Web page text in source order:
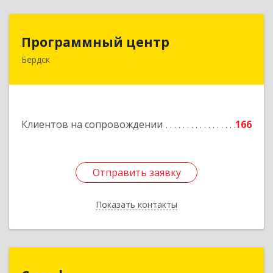
Программный центр
Бердск
Клиентов на сопровождении 166
Отправить заявку
Показать контакты
Программный центр
Отправить заявку
Назад